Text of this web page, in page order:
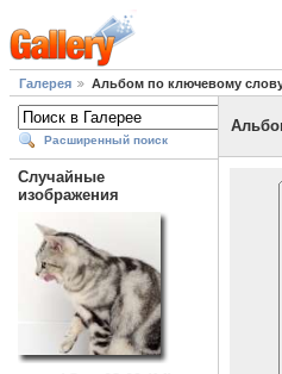
Галерея Альбом по ключевому
Расширенный поиск
Случайные
изображения